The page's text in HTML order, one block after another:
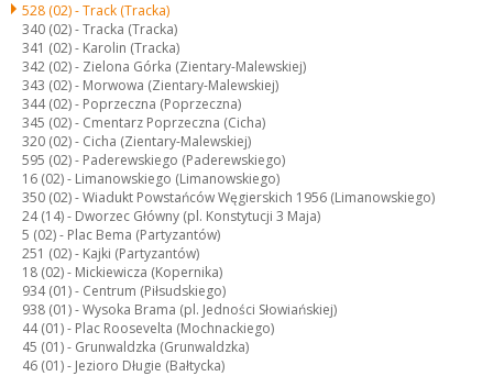
528 (02) -Track (Tracka)
340 (02) -Tracka (Tracka)
341 (02) - Karolin (Tracka)
342 (02) - Zielona Górka (Zientary-Malewskiej)
343 (02) - Morwowa (Zientary-Malewskiej)
344 (02) - Poprzeczna (Poprzeczna)
345 (02) - Cmentarz Poprzeczna (Cicha)
320 (02) - Cicha (Zientary-Malewskiej)
595 (02) - Paderewskiego (Paderewskiego)
16 (02) - Limanowskiego (Limanowskiego)
350 (02) -Wiadukt Powstańców Węgierskich 1956 (Limanowskiego)
24 (14) - Dworzec Główny (pl. Konstytucji 3 Maja)
5 (02) - Plac Bema (Partyzantów)
251 (02) - Kajki (Partyzantów)
18 (02) - Mickiewicza (Kopernika)
934 (01) - Centrum (Piłsudskiego)
938 (01) -Wysoka Brama (pl. Jedności Słowiańskiej)
44 (01) - Plac Roosevelta (Mochnackiego)
45 (01) - Grunwaldzka (Grunwaldzka)
46 (01) - Jezioro Długie (Bałtycka)